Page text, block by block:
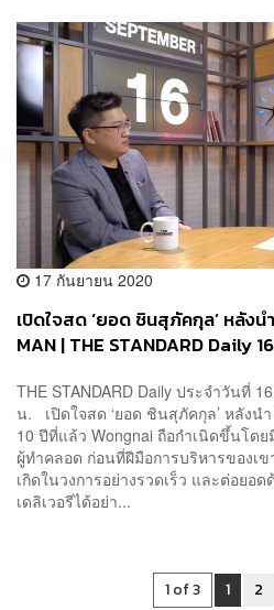
17 กันยายน 2020
เปิดใจสด ‘ยอด ชินสุภัคกุล’ หลัง
MAN | THE STANDARD Daily
THE STANDARD Daily ประจำวันที่
น. เปิดใจสด ‘ยอด ชินสุภัคกุล’ หลังนำ
10 ปีที่แล้ว Wongnai ถือกำเนิดขึ้นโด
ผู้ทำคลอด ก่อนที่ฝีมือการบริหารของเ
เกิดในวงการอย่างรวดเร็ว และต่อยอ
เดลิเวอรีได้อย่า...
1 of 3 1 2